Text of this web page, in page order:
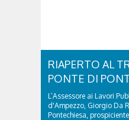
RIAPERTO AL
PONTE DI
L’Assessore ai Lavori
d'Ampezzo, Giorgio Da
Pontechiesa,